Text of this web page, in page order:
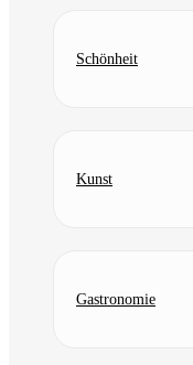
Schönheit
Kunst
Gastronomie